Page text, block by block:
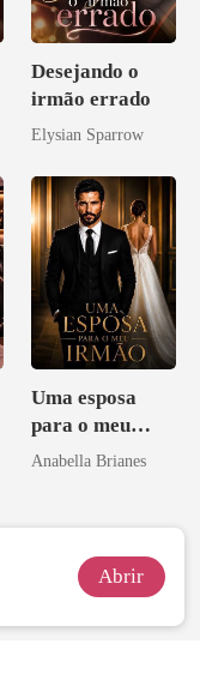
Desejando o
irmão errado
Elysian Sparrow
Uma esposa
para o meu
irmão
Anabella Brianes
Abrir